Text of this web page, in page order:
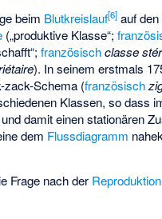
beim Blutkreislauf[6] auf
(„produktive Klasse“;
französisch classe
). In seinem erstmals
zack-Schema (französisch
Klassen, so dass
damit einen stationären
dem Flussdiagramm
Frage nach der